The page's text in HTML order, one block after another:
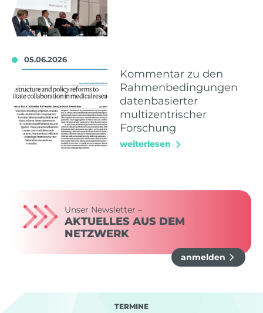
05.06.2026
Kommentar zu den
Rahmenbedingungen
datenbasierter
multizentrischer
Forschung
weiterlesen
Unser Newsletter –
AKTUELLES AUS DEM
NETZWERK
anmelden
TERMINE